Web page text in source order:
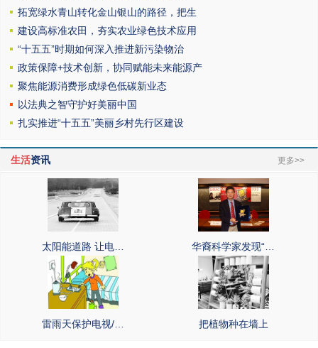
拓宽绿水青山转化金山银山的路径，把生
建设高标准农田，夯实农业绿色技术应用
“十五五”时期如何深入推进新污染物治
政策保障+技术创新，协同赋能未来能源产
聚焦能源消费形成绿色低碳新业态
以法典之智守护好美丽中国
扎实推进“十五五”美丽乡村先行区建设
生活资讯 更多>>
太阳能道路 让电… 华裔科学家发现“…
雷雨天保护电视/… 把植物种在墙上